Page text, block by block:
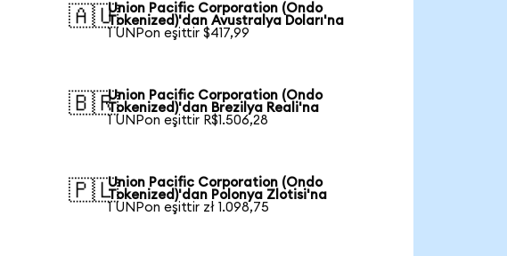
🇦🇺Union Pacific Corporation (Ondo
Tokenized)'dan Avustralya Doları'na
1 UNPon eşittir $417,99
🇧🇷Union Pacific Corporation (Ondo
Tokenized)'dan Brezilya Reali'na
1 UNPon eşittir R$1.506,28
🇵🇱Union Pacific Corporation (Ondo
Tokenized)'dan Polonya Zlotisi'na
1 UNPon eşittir zł 1.098,75